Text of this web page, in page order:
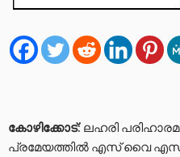
കോഴിക്കോട്: ലഹരി
പ്രമേയത്തില്‍ എസ് വൈ എസ്